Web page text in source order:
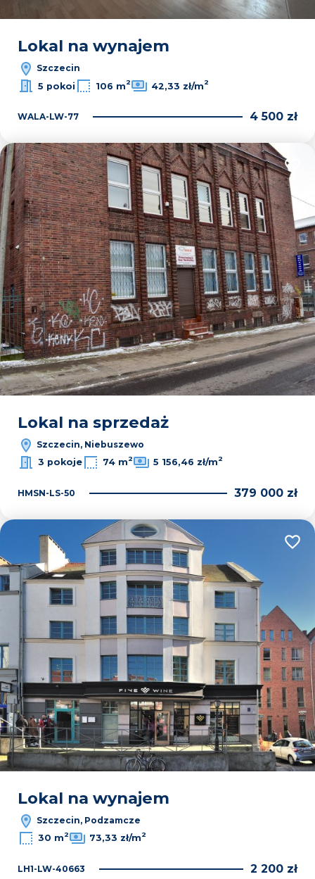
Lokal na wynajem
Szczecin
5 pokoi
106 m2 42,33 zł/m2
WALA-LW-77 4 500 zł
Lokal na sprzedaż
Szczecin, Niebuszewo
3 pokoje
74 m2 5 156,46 zł/m2
HMSN-LS-50 379 000 zł
Lokal na wynajem
Szczecin, Podzamcze
30 m2 73,33 zł/m2
LH1-LW-40663 2 200 zł